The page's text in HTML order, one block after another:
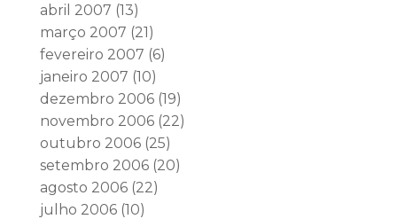
abril 2007 (13)
março 2007 (21)
fevereiro 2007 (6)
janeiro 2007 (10)
dezembro 2006(19)
novembro 2006(22)
outubro 2006(25)
setembro 2006(20)
agosto 2006(22)
julho 2006(10)